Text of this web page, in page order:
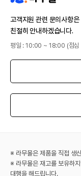
고객지원 관련 문의사항은
친절히 안내하겠습니다.
평일 : 10:00 ~ 18:00 (점
※ 라무몰은 제품을 직접 생
※ 라무몰은 재고를 보유하
대행을 해드립니다.